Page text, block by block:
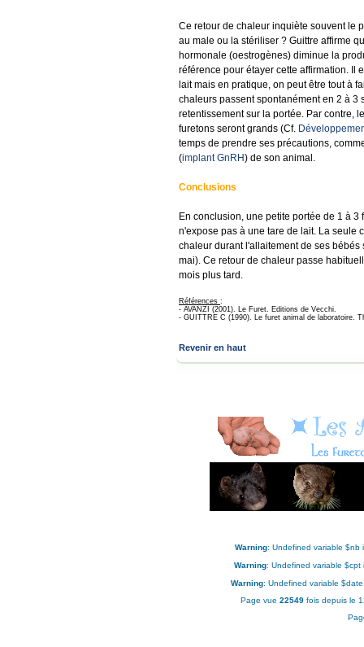
Ce retour de chaleur inquiète souvent le
au male ou la stériliser ? Guittre affirme
hormonale (oestrogènes) diminue la
référence pour étayer cette affirmation. Il
lait mais en pratique, on peut être tout à
chaleurs passent spontanément en 2 à
retentissement sur la portée. Par contre,
furetons seront grands (Cf.
temps de prendre ses précautions,
(implant GnRH) de son animal.
Conclusions
En conclusion, une petite portée de 1 à
n'expose pas à une tare de lait. La seule
chaleur durant l'allaitement de ses
mai). Ce retour de chaleur passe
mois plus tard.
Références :
- AVANZI (2001). Le Furet. Editions de Vecchi.
- GUITTRE C (1990). Le furet animal de laboratoire.
Revenir en haut
Warning: Undefined variable $nb
Warning: Undefined variable $cpt
Warning: Undefined variable
Page vue 22549 fois depuis le